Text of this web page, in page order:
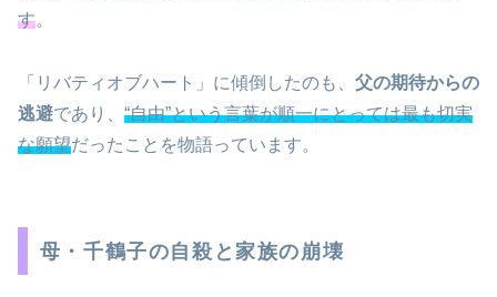
す。
「リバティオブハート」に傾倒したのも、 父の期待からの
逃避であり、 “自由”という言葉が順一にとっては最も切実
な願望だったことを物語っています。
母・千鶴子の自殺と家族の崩壊